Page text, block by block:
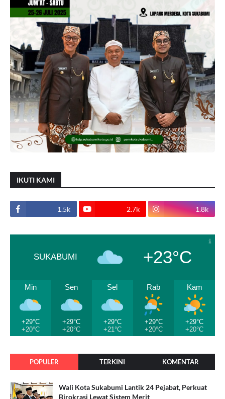
IKUTI KAMI
1.5k 2.7k 1.8k
SUKABUMI +23°C
Min
+29°C
+20°C
Sen
+29°C
+20°C
Sel
+29°C
+21°C
Rab
+29°C
+20°C
Kam
+29°C
+20°C
POPULER TERKINI KOMENTAR
Wali Kota Sukabumi Lantik 24 Pejabat, Perkuat
Birokrasi Lewat Sistem Merit